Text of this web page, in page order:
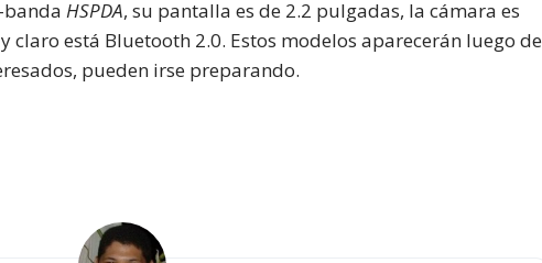
banda HSPDA, su pantalla es de 2.2 pulgadas, la cámara es
claro está Bluetooth 2.0. Estos modelos aparecerán luego de
pueden irse preparando.